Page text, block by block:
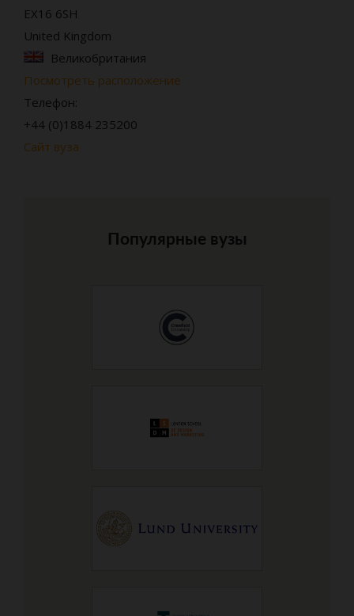
EX16 6SH
United Kingdom
Великобритания
Посмотреть расположение
Телефон:
+44 (0)1884 235200
Сайт вуза
Популярные вузы